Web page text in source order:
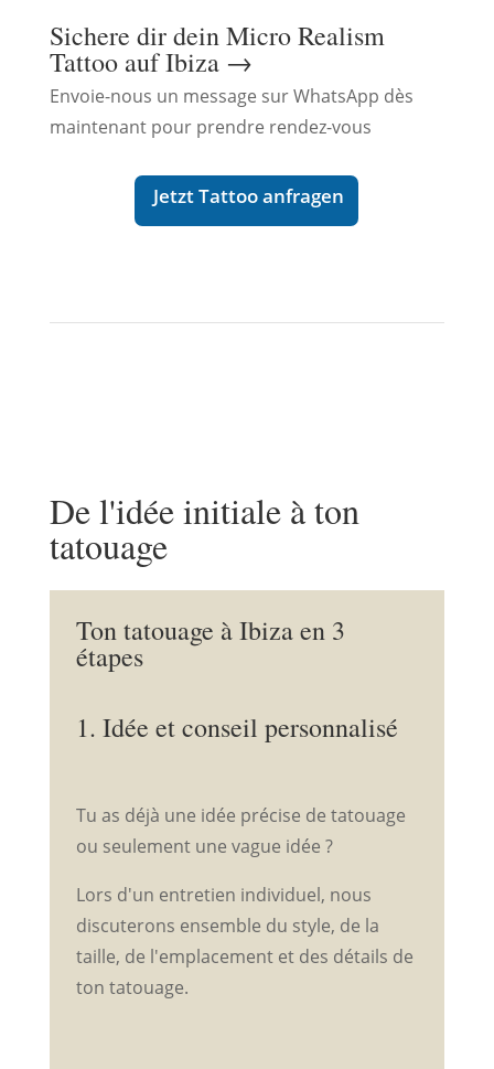
Sichere dir dein Micro Realism
Tattoo auf Ibiza →
Envoie-nous un message sur WhatsApp dès
maintenant pour prendre rendez-vous
Jetzt Tattoo anfragen
De l'idée initiale à ton
tatouage
Ton tatouage à Ibiza en 3
étapes
1. Idée et conseil personnalisé
Tu as déjà une idée précise de tatouage
ou seulement une vague idée ?
Lors d'un entretien individuel, nous
discuterons ensemble du style, de la
taille, de l'emplacement et des détails de
ton tatouage.